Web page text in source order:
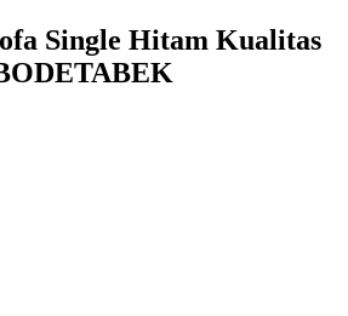
Single Hitam Kualitas